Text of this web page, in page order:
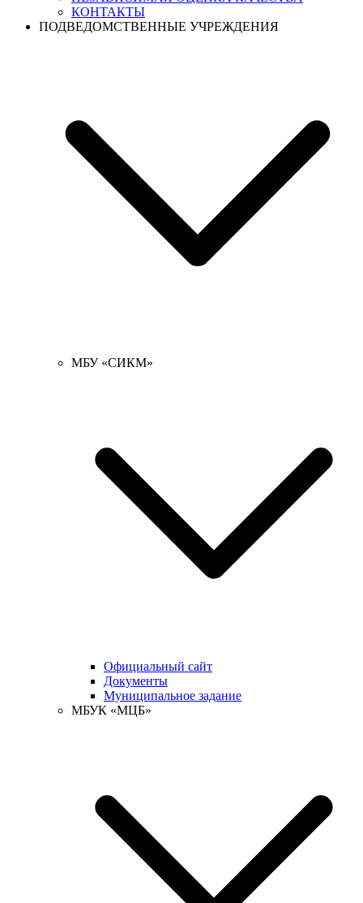
КОНТАКТЫ
ПОДВЕДОМСТВЕННЫЕ УЧРЕЖДЕНИЯ
МБУ «СИКМ»
Официальный сайт
Документы
Муниципальное задание
МБУК «МЦБ»